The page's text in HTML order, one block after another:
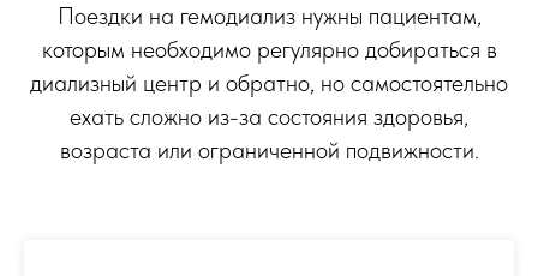
Поездки на гемодиализ нужны пациентам,
которым необходимо регулярно добираться в
диализный центр и обратно, но самостоятельно
ехать сложно из-за состояния здоровья,
возраста или ограниченной подвижности.